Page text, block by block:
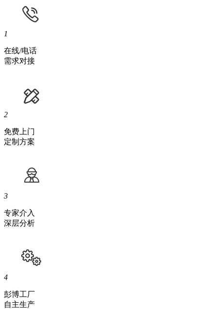
1
在线/电话
需求对接
2
免费上门
定制方案
3
专家介入
深层分析
4
彭博工厂
自主生产